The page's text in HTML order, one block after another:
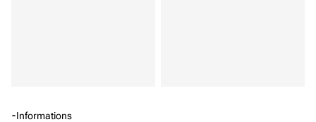
Informations